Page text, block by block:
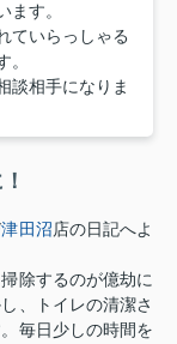
す。
ていらっしゃる
談相手になりま
津田沼店の日記へよ
除するのが億劫に
、トイレの清潔さ
毎日少しの時間を